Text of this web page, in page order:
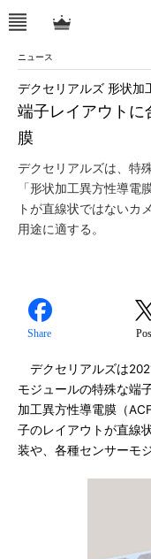
ニュース
端子レイアウトに
膜
デクセリアルズ 形状加
デクセリアルズは、特
「形状加工異方性導電
トが直線状ではないカ
用途に適する。
Share
デクセリアルズは
モジュールの特殊な端
加工異方性導電膜（
子のレイアウトが直線
装や、各種センサーモ